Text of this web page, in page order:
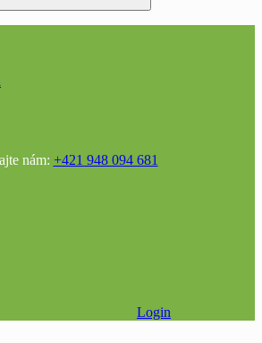
nám: +421 948 094 681
Login